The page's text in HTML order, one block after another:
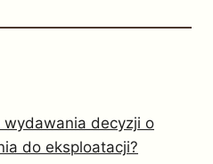
decyzji o
do eksploatacji?